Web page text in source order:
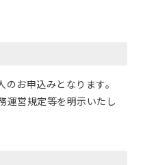
お申込みとなります。
運営規定等を明示いたし